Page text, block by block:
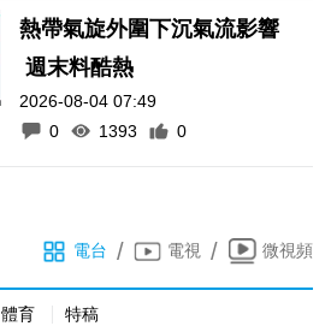
熱帶氣旋外圍下沉氣流影響
週末料酷熱
2026-08-04 07:49
0
1393 0
電台 / 電視 / 微視頻
體育 特稿